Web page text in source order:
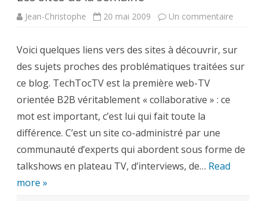
Jean-Christophe 20 mai 2009 Un commentaire
la
semaine
Voici quelques liens vers des sites à découvrir, sur
des sujets proches des problématiques traitées sur
ce blog. TechTocTV est la première web-TV
orientée B2B véritablement « collaborative » : ce
mot est important, c’est lui qui fait toute la
différence. C’est un site co-administré par une
communauté d’experts qui abordent sous forme de
talkshows en plateau TV, d’interviews, de… Read
more »